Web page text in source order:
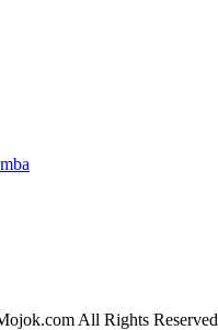
All Rights Reserved